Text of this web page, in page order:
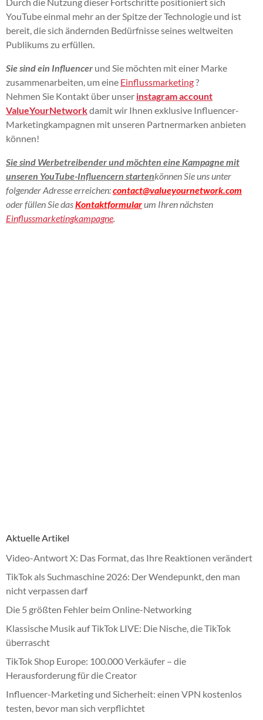
YouTube einmal mehr an der Spitze der Technologie und ist
bereit, die sich ändernden Bedürfnisse seines weltweiten
Publikums zu erfüllen.
Sie sind ein Influencer und Sie möchten mit einer Marke
zusammenarbeiten, um eine Einflussmarketing?
Nehmen Sie Kontakt über unser instagram account
ValueYourNetworkdamit wir Ihnen exklusive Influencer-
Marketingkampagnen mit unseren Partnermarken anbieten
können!
Sie sind Werbetreibender und möchten eine Kampagne mit
unseren YouTube-Influencern startenkönnen Sie uns unter
folgender Adresse erreichen:contact@valueyournetwork.com
oder füllen Sie dasKontaktformularum Ihren nächsten
Einflussmarketingkampagne.
Aktuelle Artikel
Video-Antwort X: Das Format, das Ihre Reaktionen verändert
TikTok als Suchmaschine 2026: Der Wendepunkt, den man
nicht verpassen darf
Die 5 größten Fehler beim Online-Networking
Klassische Musik auf TikTok LIVE: Die Nische, die TikTok
überrascht
TikTok Shop Europe: 100.000 Verkäufer – die
Herausforderung für die Creator
Influencer-Marketing und Sicherheit: einen VPN kostenlos
testen, bevor man sich verpflichtet